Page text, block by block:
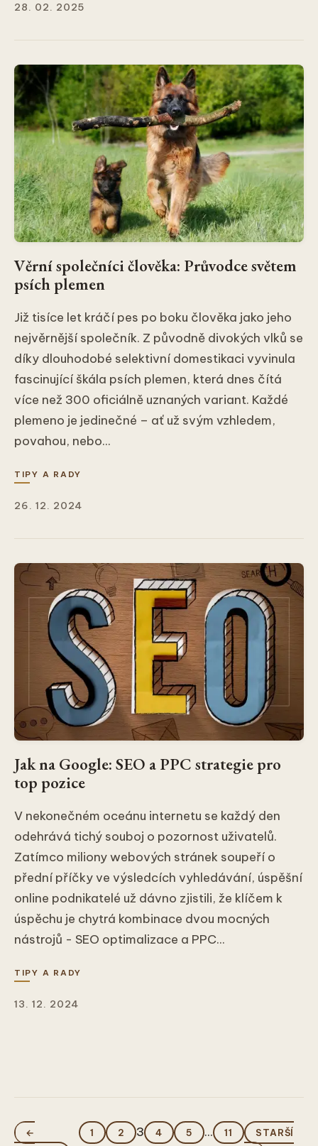
28. 02. 2025
Věrní společníci člověka: Průvodce světem
psích plemen
Již tisíce let kráčí pes po boku člověka jako jeho
nejvěrnější společník. Z původně divokých vlků se
díky dlouhodobé selektivní domestikaci vyvinula
fascinující škála psích plemen, která dnes čítá
více než 300 oficiálně uznaných variant. Každé
plemeno je jedinečné – ať už svým vzhledem,
povahou, nebo...
TIPY A RADY
26. 12. 2024
Jak na Google: SEO a PPC strategie pro
top pozice
V nekonečném oceánu internetu se každý den
odehrává tichý souboj o pozornost uživatelů.
Zatímco miliony webových stránek soupeří o
přední příčky ve výsledcích vyhledávání, úspěšní
online podnikatelé už dávno zjistili, že klíčem k
úspěchu je chytrá kombinace dvou mocných
nástrojů - SEO optimalizace a PPC...
TIPY A RADY
13. 12. 2024
←
1 2 3 4 5 ... 11
STARŠÍ